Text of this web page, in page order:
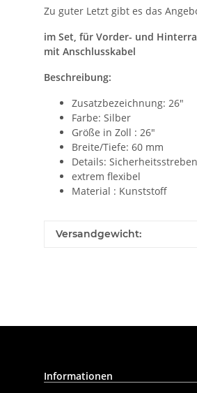
Zu guter Letzt gibt es das
im Set, für Vorder- und
mit Anschlusskabel
Beschreibung:
Zusatzbezeichnung: 26"
Farbe: Silber
Größe in Zoll : 26"
Breite/Tiefe: 60 mm
Details:
extrem flexibel
Material : Kunststoff
Versandgewicht:
Informationen